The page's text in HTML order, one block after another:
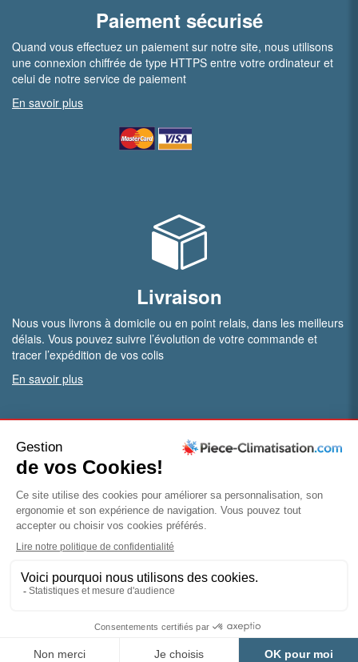
Paiement sécurisé
Quand vous effectuez un paiement sur notre site, nous utilisons
une connexion chiffrée de type HTTPS entre votre ordinateur et
celui de notre service de paiement
En savoir plus
Livraison
Nous vous livrons à domicile ou en point relais, dans les meilleurs
délais. Vous pouvez suivre l’évolution de votre commande et
tracer l’expédition de vos colis
En savoir plus
Vous êtes professionnel ?
Bénéficiez de conditions particulières en ouvrant un compte
pro
Mentions légales|Conditions
générales de vente| Politique de confidentialité